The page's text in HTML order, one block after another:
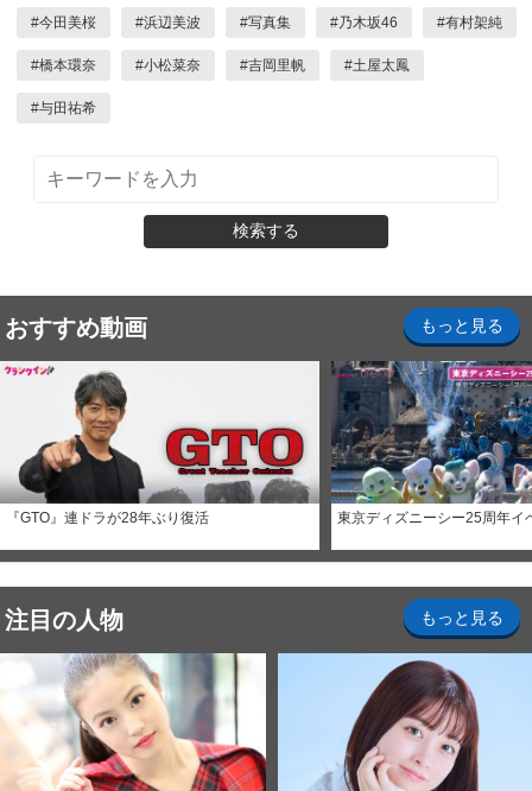
#今田美桜 #浜辺美波 #写真集 #乃木坂46 #有村架純
#橋本環奈 #小松菜奈 #吉岡里帆 #土屋太鳳
#与田祐希
検索する
おすすめ動画 もっと見る
『GTO』連ドラが28年ぶり復活 東京ディズニーシー25周年イ
注目の人物 もっと見る